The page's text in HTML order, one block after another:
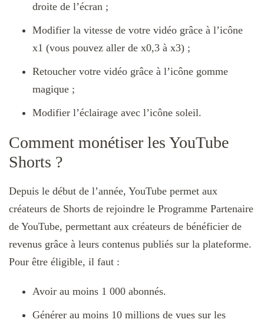
droite de l’écran ;
Modifier la vitesse de votre vidéo grâce à l’icône
x1 (vous pouvez aller de x0,3 à x3) ;
Retoucher votre vidéo grâce à l’icône gomme
magique ;
Modifier l’éclairage avec l’icône soleil.
Comment monétiser les YouTube
Shorts ?
Depuis le début de l’année, YouTube permet aux
créateurs de Shorts de rejoindre le Programme Partenaire
de YouTube, permettant aux créateurs de bénéficier de
revenus grâce à leurs contenus publiés sur la plateforme.
Pour être éligible, il faut :
Avoir au moins 1 000 abonnés.
Générer au moins 10 millions de vues sur les